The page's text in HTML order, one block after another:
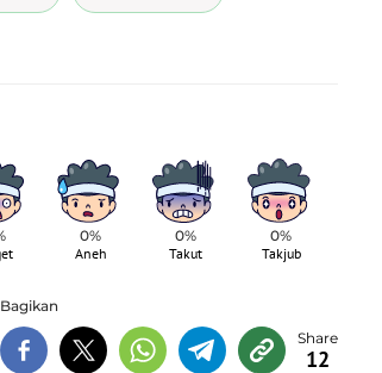
0%
Aneh
0%
Takut
0%
Takjub
Bagikan
12